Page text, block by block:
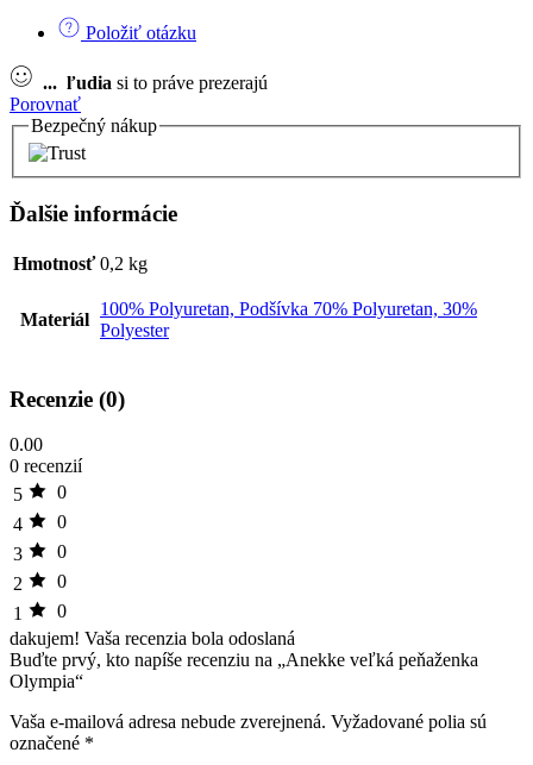
Položiť otázku
... ľudia si to práve prezerajú
Porovnať
Bezpečný nákup
Ďalšie informácie
Hmotnosť 0,2 kg
Materiál
100% Polyuretan, Podšívka 70% Polyuretan, 30%
Polyester
Recenzie (0)
0.00
0 recenzií
5
0
4
0
3
0
2
0
1
0
dakujem! Vaša recenzia bola odoslaná
Buďte prvý, kto napíše recenziu na „Anekke veľká peňaženka
Olympia“
Vaša e-mailová adresa nebude zverejnená. Vyžadované polia sú
označené *